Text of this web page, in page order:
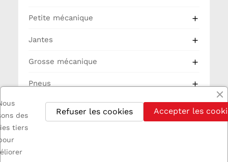
Petite mécanique 
Jantes 
Grosse mécanique 
Pneus 
Partie Cycle
des
tiers
Accepter les
Refuser les cookies